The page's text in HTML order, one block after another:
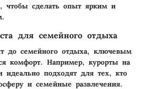
чтобы сделать опыт ярким и
для семейного отдыха
до семейного отдыха, ключевым
комфорт. Например, курорты на
идеально подходят для тех, кто
и семейные развлечения.